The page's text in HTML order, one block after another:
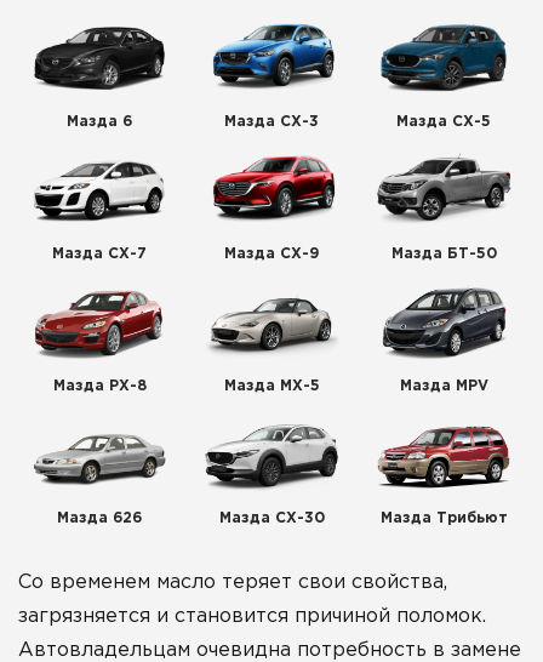
Мазда 6 Мазда СХ-3 Мазда СХ-5
Мазда СХ-7 Мазда СХ-9 Мазда БТ-50
Мазда РХ-8 Мазда МХ-5 Мазда MPV
Мазда 626 Мазда СХ-30 Мазда Трибьют
Со временем масло теряет свои свойства,
загрязняется и становится причиной поломок.
Автовладельцам очевидна потребность в замене